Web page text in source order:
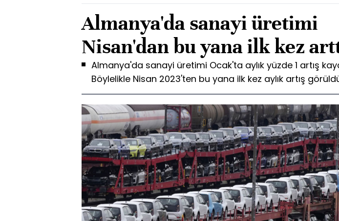
Almanya'da sanayi üretimi
Nisan'dan bu yana ilk kez
Almanya'da sanayi üretimi Ocak'ta aylık yüzde 1 artış
Böylelikle Nisan 2023'ten bu yana ilk kez aylık artış